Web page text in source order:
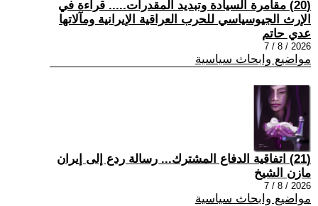
(20) مقامرة السيادة وتبديد المقدرات..... قراءة في
الإرث الجيوسياسي للحرب العراقية الإيرانية ومآلاتها
عدي حاتم
2026 / 8 / 7
مواضيع وابحاث سياسية
(21) اتفاقية الدفاع المشترك... رسالة ردع إلى إيران
مازن الشيخ
2026 / 8 / 7
مواضيع وابحاث سياسية